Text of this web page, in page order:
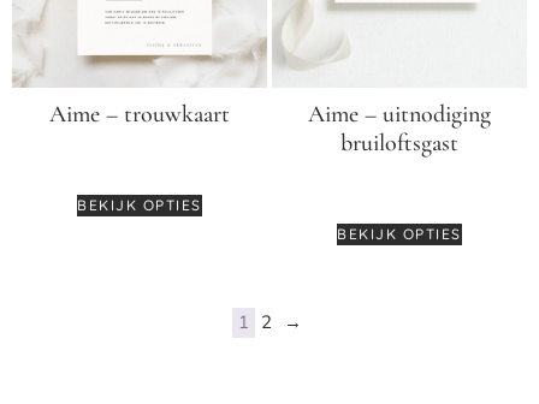
Aime – trouwkaart
BEKIJK OPTIES
Aime – uitnodiging
bruiloftsgast
BEKIJK OPTIES
1 2 →